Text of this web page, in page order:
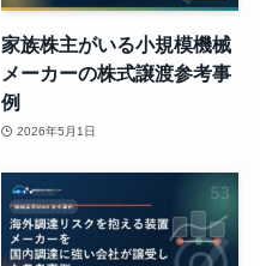
家族株主がいる小規模機械
メーカーの株式譲渡参考事
例
2026年5月1日